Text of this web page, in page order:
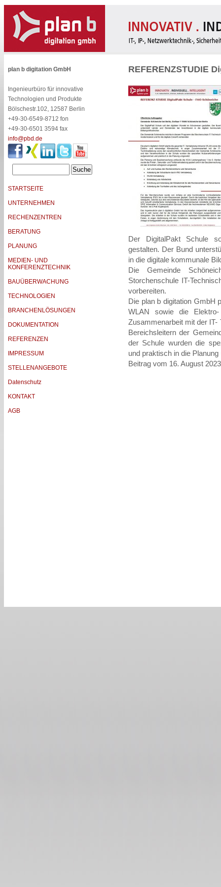
plan b digitation GmbH
Ingenieurbüro für innovative
Technologien und Produkte
Bölschestr.102, 12587 Berlin
+49-30-6549-8712 fon
+49-30-6501 3594 fax
info@pbd.de
STARTSEITE
UNTERNEHMEN
RECHENZENTREN
BERATUNG
PLANUNG
MEDIEN- UND
KONFERENZTECHNIK
BAUÜBERWACHUNG
TECHNOLOGIEN
BRANCHENLÖSUNGEN
DOKUMENTATION
REFERENZEN
IMPRESSUM
STELLENANGEBOTE
Datenschutz
KONTAKT
AGB
REFERENZSTUDIE
Der DigitalPakt Schule
gestalten. Der Bund
in die digitale kommunale
Die Gemeinde
Storchenschule IT-
vorbereiten.
Die plan b digitation GmbH
WLAN sowie die
Zusammenarbeit mit der IT-
Bereichsleitern der
der Schule wurden die
und praktisch in die
Beitrag vom 16. August 2023